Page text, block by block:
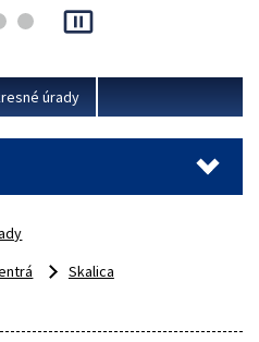
a Ministerstva vnútra SR.
pause_presentation
úrady
Skalica